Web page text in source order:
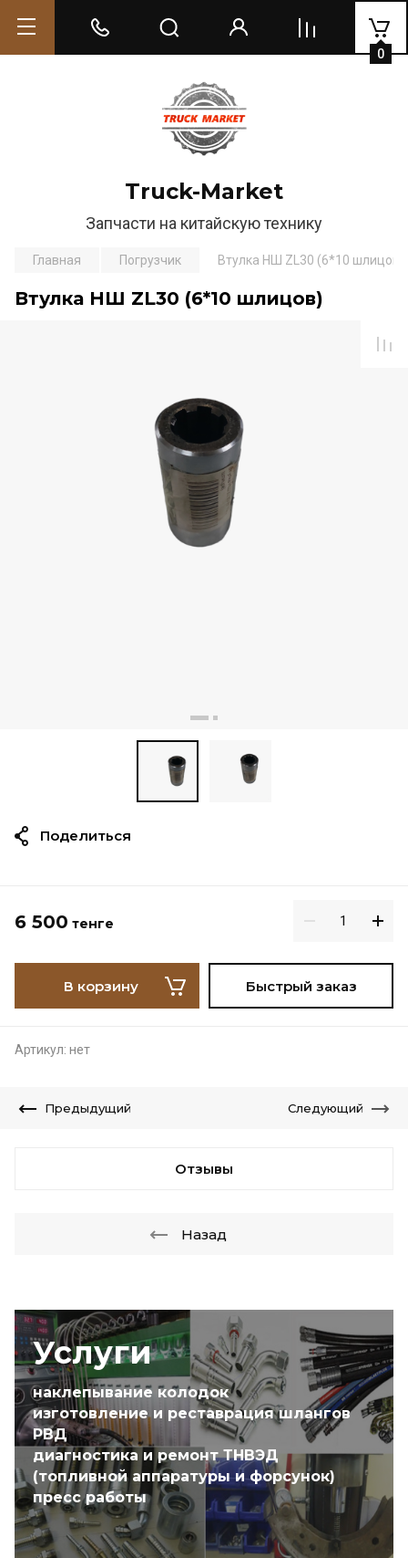
Truck-Market
Запчасти на китайскую технику
0
Услуги
наклепывание колодок
изготовление и реставрация шлангов
РВД
диагностика и ремонт ТНВЭД
(топливной аппаратуры и форсунок)
пресс работы
Главная Погрузчик Втулка НШ ZL30 (6*10 шлицов)
Втулка НШ ZL30 (6*10 шлицов)
6 500 тенге
В корзину Быстрый заказ
Артикул: нет
Поделиться
Предыдущий Следующий
Отзывы
Назад